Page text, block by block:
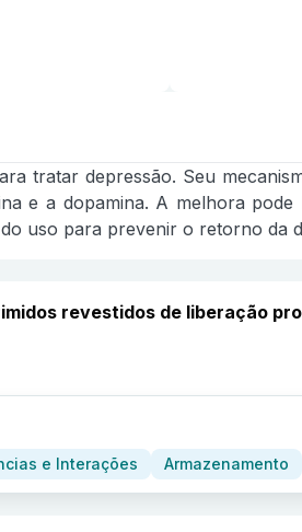
tratar depressão. Seu
e a dopamina. A melhora
uso para prevenir o retorno da
revestidos de liberação
e Interações Armazenamento